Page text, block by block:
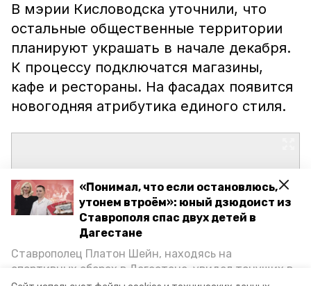
«Понимал, что если остановлюсь,
утонем втроём»: юный дзюдоист из
Ставрополя спас двух детей в
Дагестане
Ставрополец Платон Шейн, находясь на
спортивных сборах в Дегестане, увидел тонущих в
В мэрии Кисловодска уточнили, что
остальные общественные территории
планируют украшать в начале декабря.
К процессу подключатся магазины,
кафе и рестораны. На фасадах появится
новогодняя атрибутика единого стиля.